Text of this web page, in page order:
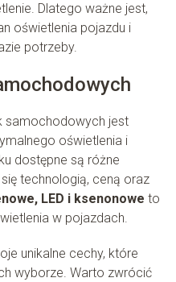
Dlatego ważne jest,
oświetlenia pojazdu i
potrzeby.
samochodowych jest
oświetlenia i
dostępne są różne
technologią, ceną oraz
LED i ksenonowe to
w pojazdach.
unikalne cechy, które
wyborze. Warto zwrócić